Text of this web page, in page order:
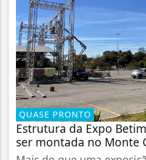
QUASE PRONTO
Estrutura da Expo
ser montada no Monte